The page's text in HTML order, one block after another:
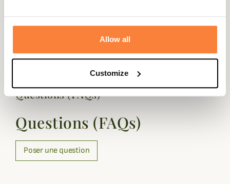
Allow all
Customize
Noir, Vert
Questions (FAQs)
Questions (FAQs)
Poser une question